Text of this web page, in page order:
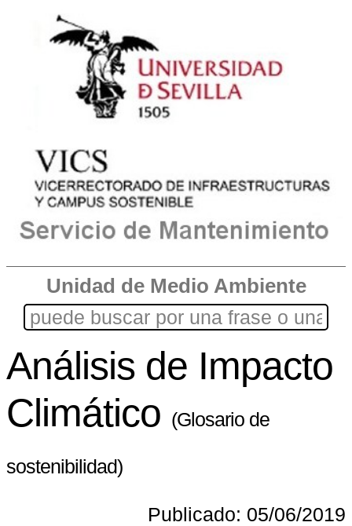
Unidad de Medio Ambiente
Análisis de Impacto
Climático (Glosario de
sostenibilidad)
Publicado: 05/06/2019